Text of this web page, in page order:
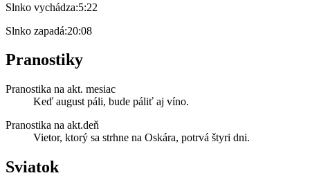
Slnko vychádza:5:22
Slnko zapadá:20:08
Pranostiky
Pranostika na akt. mesiac
Keď august páli, bude páliť aj víno.
Pranostika na akt.deň
Vietor, ktorý sa strhne na Oskára, potrvá štyri dni.
Sviatok